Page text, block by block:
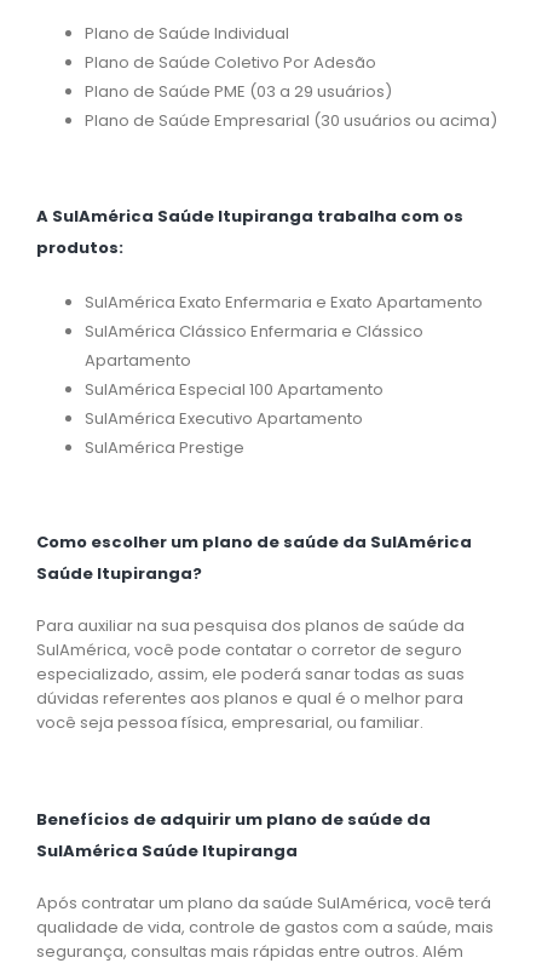
Plano de Saúde Individual
Plano de Saúde Coletivo Por Adesão
Plano de Saúde PME (03 a 29 usuários)
Plano de Saúde Empresarial (30 usuários ou acima)
A SulAmérica Saúde Itupiranga trabalha com os
produtos:
SulAmérica Exato Enfermaria e Exato Apartamento
SulAmérica Clássico Enfermaria e Clássico
Apartamento
SulAmérica Especial 100 Apartamento
SulAmérica Executivo Apartamento
SulAmérica Prestige
Como escolher um plano de saúde da SulAmérica
Saúde Itupiranga?
Para auxiliar na sua pesquisa dos planos de saúde da
SulAmérica, você pode contatar o corretor de seguro
especializado, assim, ele poderá sanar todas as suas
dúvidas referentes aos planos e qual é o melhor para
você seja pessoa física, empresarial, ou familiar.
Benefícios de adquirir um plano de saúde da
SulAmérica Saúde Itupiranga
Após contratar um plano da saúde SulAmérica, você terá
qualidade de vida, controle de gastos com a saúde, mais
segurança, consultas mais rápidas entre outros. Além